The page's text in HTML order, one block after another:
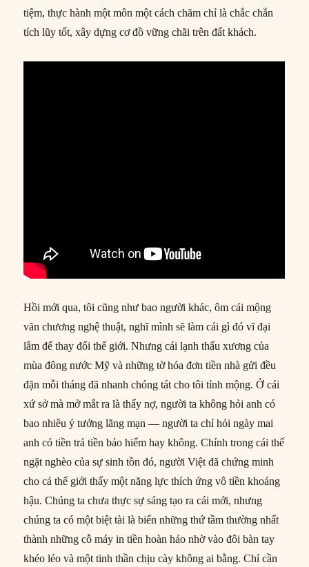
tiệm, thực hành một môn một cách chăm chỉ là chắc chắn
tích lũy tốt, xây dựng cơ đồ vững chãi trên đất khách.
Hồi mới qua, tôi cũng như bao người khác, ôm cái mộng
văn chương nghệ thuật, nghĩ mình sẽ làm cái gì đó vĩ đại
lắm để thay đổi thế giới. Nhưng cái lạnh thấu xương của
mùa đông nước Mỹ và những tờ hóa đơn tiền nhà gửi đều
đặn mỗi tháng đã nhanh chóng tát cho tôi tỉnh mộng. Ở cái
xứ sở mà mở mắt ra là thấy nợ, người ta không hỏi anh có
bao nhiêu ý tưởng lãng mạn — người ta chỉ hỏi ngày mai
anh có tiền trả tiền bảo hiểm hay không. Chính trong cái thế
ngặt nghèo của sự sinh tồn đó, người Việt đã chứng minh
cho cả thế giới thấy một năng lực thích ứng vô tiền khoáng
hậu. Chúng ta chưa thực sự sáng tạo ra cái mới, nhưng
chúng ta có một biệt tài là biến những thứ tầm thường nhất
thành những cỗ máy in tiền hoàn hảo nhờ vào đôi bàn tay
khéo léo và một tinh thần chịu cày không ai bằng. Chỉ cần